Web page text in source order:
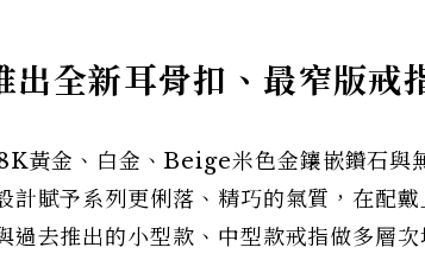
全新耳骨扣、最窄版戒
黃金、白金、Beige米色金鑲嵌鑽石與
賦予系列更俐落、精巧的氣質，在配
去推出的小型款、中型款戒指做多層